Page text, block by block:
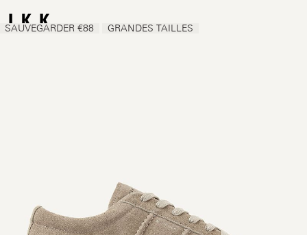
SAUVEGARDER €88 GRANDES TAILLES